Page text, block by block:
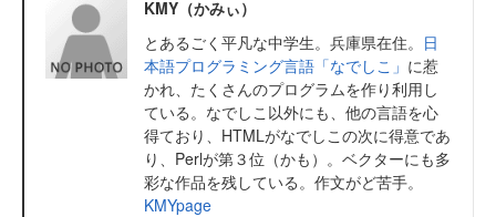
KMY（かみぃ）
とあるごく平凡な中学生。兵庫県在住。 日
本語プログラミング言語「なでしこ」 に惹
かれ、たくさんのプログラムを作り利用し
ている。なでしこ以外にも、他の言語を心
得ており、HTMLがなでしこの次に得意であ
り、Perlが第３位（かも）。ベクターにも多
彩な作品を残している。作文がど苦手。
KMYpage